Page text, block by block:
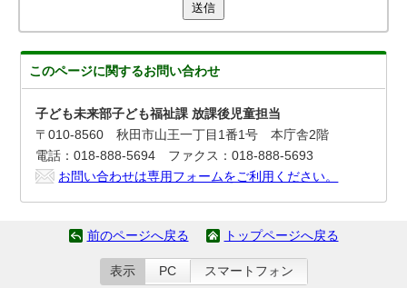
送信
このページに関するお問い合わせ
子ども未来部子ども福祉課 放課後児童担当
〒010-8560 秋田市山王一丁目1番1号 本庁舎2階
電話：018-888-5694 ファクス：018-888-5693
お問い合わせは専用フォームをご利用ください。
前のページへ戻る トップページへ戻る
表示 PC スマートフォン